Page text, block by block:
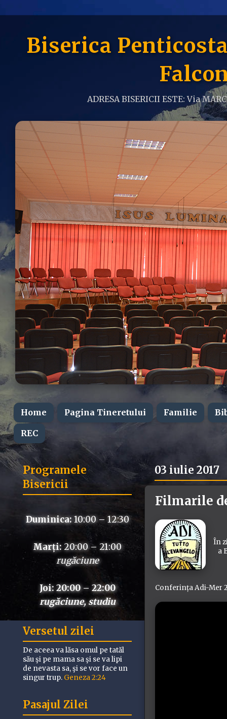
Biserica
ADRESA BISERICII ESTE: Via
Home Pagina Tineretului Familie
REC
03 iulie 2017
Filmarile
În
a
Conferința Adi-Mer
Programele
Bisericii
Duminica: 10:00 – 12:30
Marți:20:00 – 21:00
rugăciune
Joi: 20:00 – 22:00
rugăciune, studiu
Versetul zilei
De aceea va lăsa omul pe tatăl
său şi pe mama sa şi se va lipi
de nevasta sa, şi se vor face un
singur trup. Geneza 2:24
Pasajul Zilei